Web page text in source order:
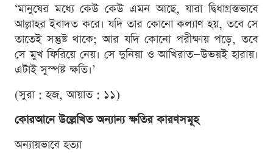
‘মানুষের মধ্যে কেউ কেউ এমন আছে, যারা দ্বিধাগ্রস্তভাবে
আল্লাহর ইবাদত করে। যদি তার কোনো কল্যাণ হয়, তবে সে
তাতেই সন্তুষ্ট থাকে; আর যদি কোনো পরীক্ষায় পড়ে, তবে
সে মুখ ফিরিয়ে নেয়। সে দুনিয়া ও আখিরাত—উভয়ই হারায়।
এটাই সুস্পষ্ট ক্ষতি।’
(সুরা : হজ, আয়াত : ১১)
কোরআনে উল্লেখিত অন্যান্য ক্ষতির কারণসমূহ
অন্যায়ভাবে হত্যা